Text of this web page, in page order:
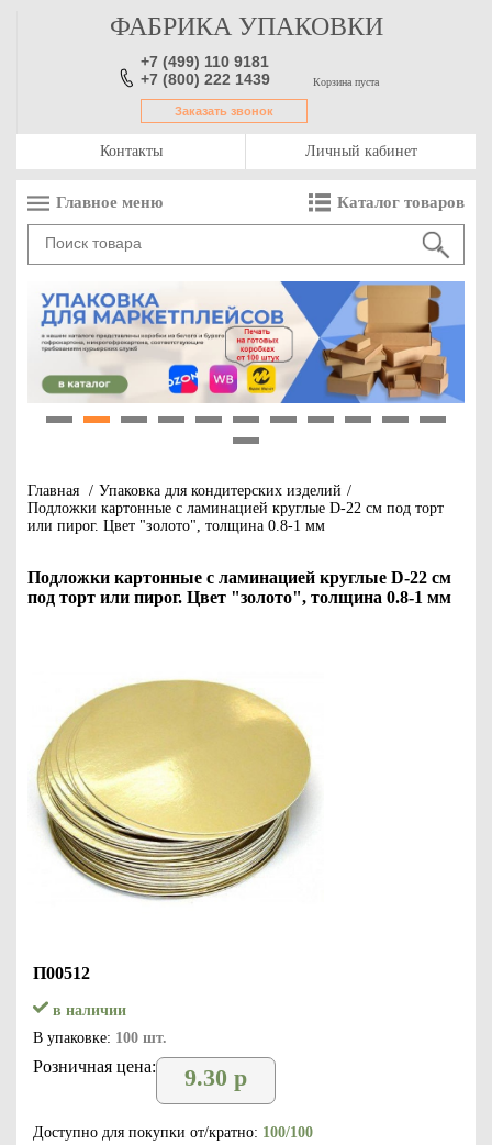
ФАБРИКА УПАКОВКИ
+7 (499) 110 9181
+7 (800) 222 1439
Заказать звонок
Корзина пуста
Контакты Личный кабинет
Главное меню Каталог товаров
Главная / Упаковка для кондитерских изделий /
Подложки картонные с ламинацией круглые D-22 см под торт
или пирог. Цвет "золото", толщина 0.8-1 мм
Подложки картонные с ламинацией круглые D-22 см
под торт или пирог. Цвет "золото", толщина 0.8-1 мм
П00512
в наличии
В упаковке: 100 шт.
Розничная цена: 9.30 р
Доступно для покупки от/кратно: 100/100